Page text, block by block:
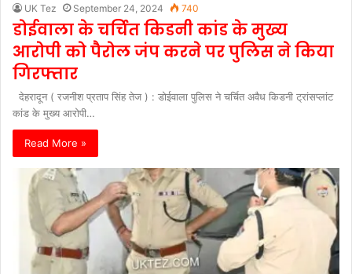
UK Tez September 24, 2024 740
डोईवाला के चर्चित किडनी कांड के मुख्य
आरोपी को पैरोल जंप करने पर पुलिस ने किया
गिरफ्तार
देहरादून ( रजनीश प्रताप सिंह तेज ) : डोईवाला पुलिस ने चर्चित अवैध किडनी ट्रांसप्लांट
कांड के मुख्य आरोपी…
Read More »